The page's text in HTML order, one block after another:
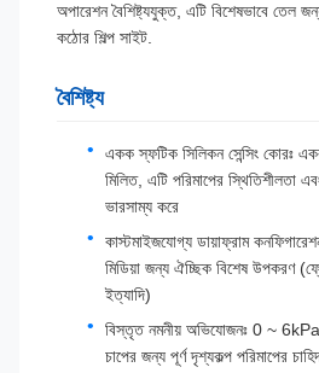
অপারেশন বৈশিষ্ট্যযুক্ত, এটি বিশেষভাবে তেল
কঠোর শিল্প সাইট.
বৈশিষ্ট্য
একক স্ফটিক সিলিকন সেন্সিং কোরঃ
মিলিত, এটি পরিমাপের স্থিতিশীলতা
ভারসাম্য করে
কাস্টমাইজযোগ্য ডায়াফ্রাম
মিডিয়া জন্য ঐচ্ছিক বিশেষ উপকরণ
ইত্যাদি)
বিস্তৃত নমনীয় অভিযোজনঃ 0 ~
চাপের জন্য পূর্ণ দৃশ্যকল্প পরিমাপের